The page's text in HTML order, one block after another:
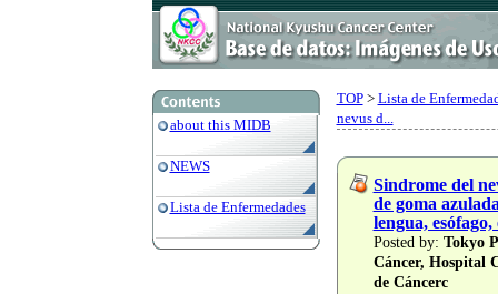
about this MIDB
NEWS
Lista de Enfermedades
TOP> Lista de
nevus d...
Sindrome del
de goma
lengua,
Posted by: Tokyo
Cáncer, Hospital
de Cáncerc